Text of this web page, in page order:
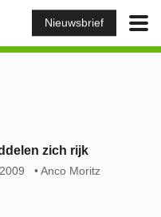
Nieuwsbrief
zich rijk
Anco Moritz